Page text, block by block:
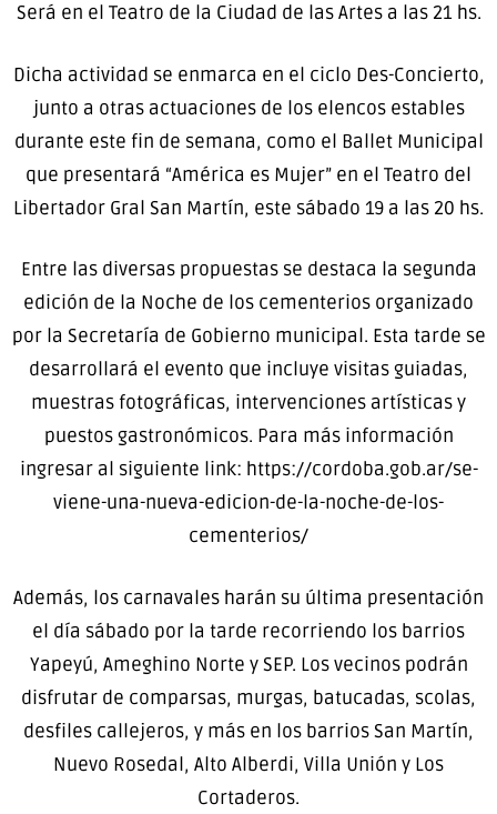
Será en el Teatro de la Ciudad de las Artes a las 21 hs.
Dicha actividad se enmarca en el ciclo Des-Concierto,
junto a otras actuaciones de los elencos estables
durante este fin de semana, como el Ballet Municipal
que presentará “América es Mujer” en el Teatro del
Libertador Gral San Martín, este sábado 19 a las 20 hs.
Entre las diversas propuestas se destaca la segunda
edición de la Noche de los cementerios organizado
por la Secretaría de Gobierno municipal. Esta tarde se
desarrollará el evento que incluye visitas guiadas,
muestras fotográficas, intervenciones artísticas y
puestos gastronómicos. Para más información
ingresar al siguiente link: https://cordoba.gob.ar/se-
viene-una-nueva-edicion-de-la-noche-de-los-
cementerios/
Además, los carnavales harán su última presentación
el día sábado por la tarde recorriendo los barrios
Yapeyú, Ameghino Norte y SEP. Los vecinos podrán
disfrutar de comparsas, murgas, batucadas, scolas,
desfiles callejeros, y más en los barrios San Martín,
Nuevo Rosedal, Alto Alberdi, Villa Unión y Los
Cortaderos.